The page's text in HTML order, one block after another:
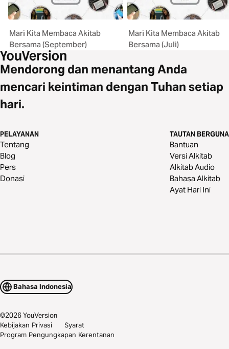
Mari Kita Membaca Akitab
Bersama (September)
Mari Kita Membaca Akitab
Bersama (Juli)
Mendorong dan menantang Anda
mencari keintiman dengan Tuhan setiap
hari.
PELAYANAN
Tentang
Blog
Pers
Donasi
TAUTAN BERGUNA
Bantuan
Versi Alkitab
Alkitab Audio
Bahasa Alkitab
Ayat Hari Ini
Bahasa Indonesia
©2026YouVersion
Kebijakan Privasi
Syarat
Program Pengungkapan Kerentanan